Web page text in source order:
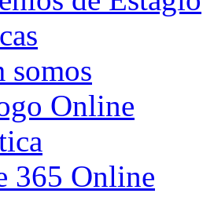
somos
Online
365 Online